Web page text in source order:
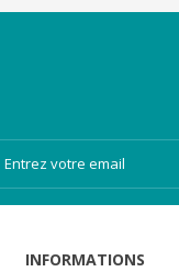
INFORMATIONS